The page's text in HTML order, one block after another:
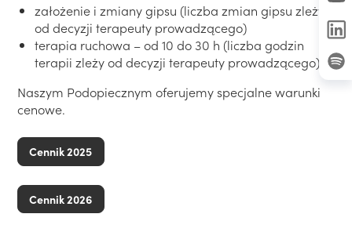
założenie i zmiany gipsu (liczba zmian gipsu zleży
od decyzji terapeuty prowadzącego)
terapia ruchowa – od 10 do 30 h (liczba godzin
terapii zleży od decyzji terapeuty prowadzącego)
Naszym Podopiecznym oferujemy specjalne warunki
cenowe.
Cennik 2025
Cennik 2026